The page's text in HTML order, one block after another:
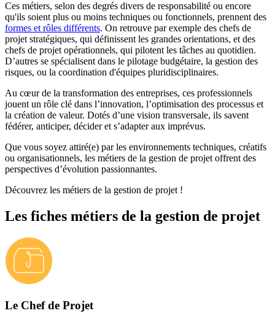
Ces métiers, selon des degrés divers de responsabilité ou encore
qu'ils soient plus ou moins techniques ou fonctionnels, prennent des
formes et rôles différents. On retrouve par exemple des chefs de
projet stratégiques, qui définissent les grandes orientations, et des
chefs de projet opérationnels, qui pilotent les tâches au quotidien.
D’autres se spécialisent dans le pilotage budgétaire, la gestion des
risques, ou la coordination d'équipes pluridisciplinaires.
Au cœur de la transformation des entreprises, ces professionnels
jouent un rôle clé dans l’innovation, l’optimisation des processus et
la création de valeur. Dotés d’une vision transversale, ils savent
fédérer, anticiper, décider et s’adapter aux imprévus.
Que vous soyez attiré(e) par les environnements techniques, créatifs
ou organisationnels, les métiers de la gestion de projet offrent des
perspectives d’évolution passionnantes.
Découvrez les métiers de la gestion de projet !
Les fiches métiers de la gestion de projet
Le Chef de Projet